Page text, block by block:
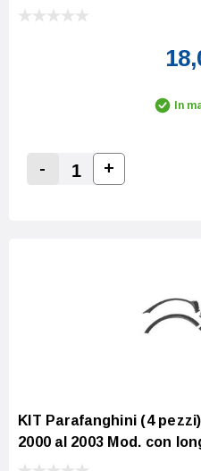
In
Decrease Quantity:
-
Increase
+
KIT Parafanghini (4
2000 al 2003 Mod. con